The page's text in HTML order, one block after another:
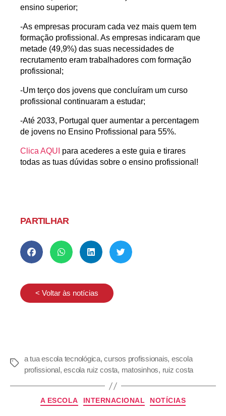
ensino superior;
-As empresas procuram cada vez mais quem tem
formação profissional. As empresas indicaram que
metade (49,9%) das suas necessidades de
recrutamento eram trabalhadores com formação
profissional;
-Um terço dos jovens que concluíram um curso
profissional continuaram a estudar;
-Até 2033, Portugal quer aumentar a percentagem
de jovens no Ensino Profissional para 55%.
Clica AQUI para acederes a este guia e tirares
todas as tuas dúvidas sobre o ensino profissional!
PARTILHAR
< Voltar às notícias
a tua escola tecnológica,cursos profissionais, escola
profissional,escola ruiz costa, matosinhos, ruiz costa
A ESCOLA INTERNACIONAL NOTÍCIAS